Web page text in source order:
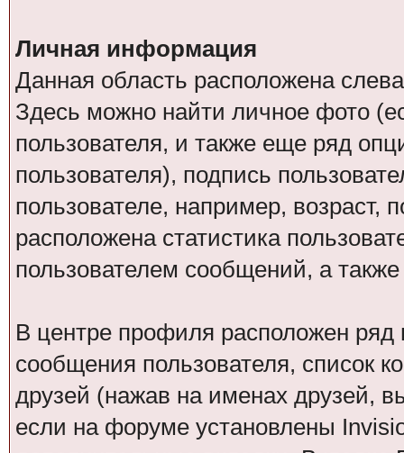
Личная информация
Данная область расположена
Здесь можно найти личное фото
пользователя, и также еще ряд
пользователя), подпись
пользователе, например, возраст,
расположена статистика
пользователем сообщений, а
В центре профиля расположен
сообщения пользователя, список
друзей (нажав на именах друзей,
если на форуме установлены